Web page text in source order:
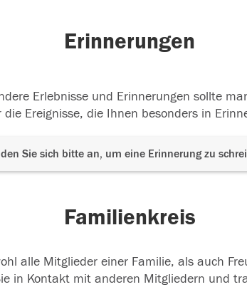
Erinnerungen
Erlebnisse und Erinnerungen sollte
die Ereignisse, die Ihnen besonders in
Sie sich bitte an, um eine Erinnerung zu
Familienkreis
alle Mitglieder einer Familie, als auch
in Kontakt mit anderen Mitgliedern und